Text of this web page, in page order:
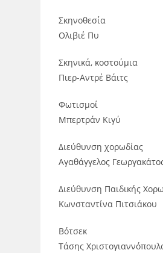
Σκηνοθεσία
Ολιβιέ Πυ
Σκηνικά, κοστούμια
Πιερ-Αντρέ Βάιτς
Φωτισμοί
Μπερτράν Κιγύ
Διεύθυνση χορωδίας
Αγαθάγγελος
Διεύθυνση Παιδικής
Κωνσταντίνα Πιτσιάκου
Βότσεκ
Τάσης